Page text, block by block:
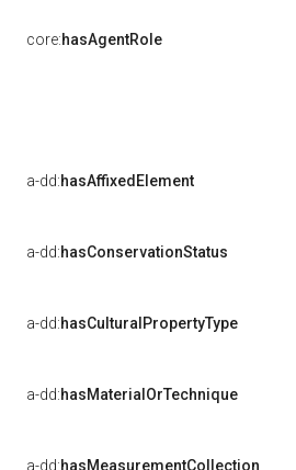
core:hasAgentRole
a-dd:hasAffixedElement
a-dd:hasConservationStatus
a-dd:hasCulturalPropertyType
a-dd:hasMaterialOrTechnique
a-dd:hasMeasurementCollection